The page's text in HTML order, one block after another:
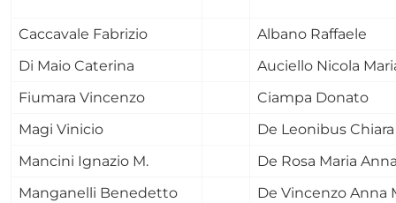
Caccavale Fabrizio
Albano Raffaele
Di Maio Caterina
Auciello Nicola
Fiumara Vincenzo
Ciampa Donato
Magi Vinicio
De Leonibus Chiara
Mancini Ignazio M.
De Rosa Maria
Manganelli Benedetto
De Vincenzo Anna